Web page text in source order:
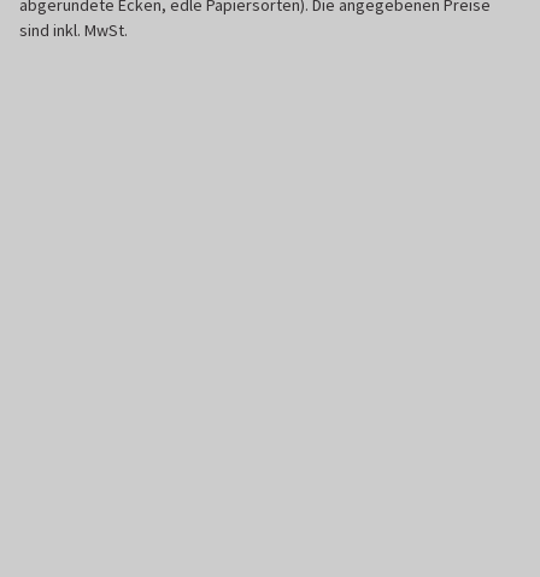
abgerundete Ecken, edle Papiersorten). Die angegebenen Preise
sind inkl. MwSt.